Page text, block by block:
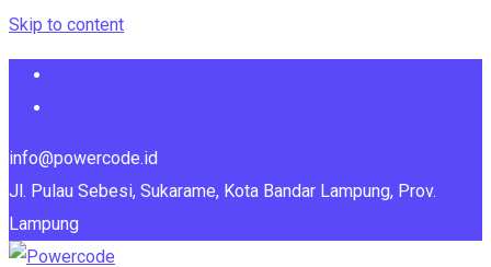
Skip to content
info@powercode.id
Jl. Pulau Sebesi, Sukarame, Kota Bandar Lampung, Prov.
Lampung